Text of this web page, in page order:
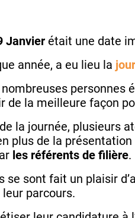
Janvier était une date
année, a eu lieu la
nombreuses
de la meilleure façon
la journée, plusieurs
plus de la présentation
les référents de filière.
se sont fait un plaisir
parcours.